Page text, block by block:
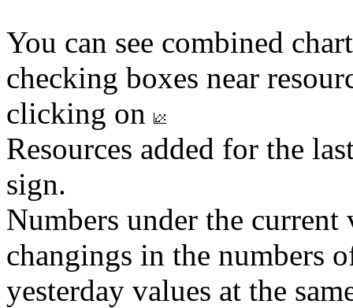
You can see combined
checking boxes near
clicking on
Resources added for the
sign.
Numbers under the
changings in the numbers
yesterday values at the